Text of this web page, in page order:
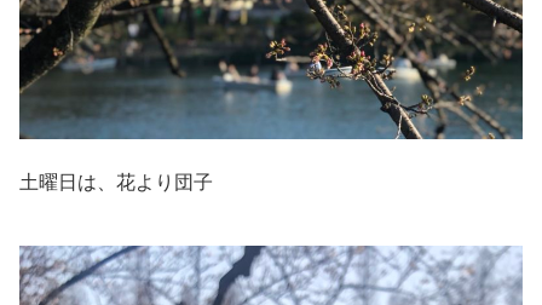
土曜日は、花より団子